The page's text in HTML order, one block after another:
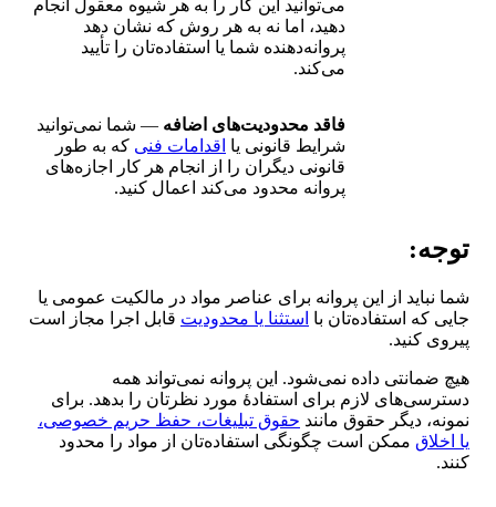
می‌توانید این کار را به هر شیوه معقول انجام
دهید، اما نه به هر روش که نشان دهد
پروانه‌دهنده شما یا استفاده‌تان را تأیید
می‌کند.
فاقد محدودیت‌های اضافه — شما نمی‌توانید
شرایط قانونی یا اقدامات فنی که به طور
قانونی دیگران را از انجام هر کار اجازه‌های
پروانه محدود می‌کند اعمال کنید.
توجه:
شما نباید از این پروانه برای عناصر مواد در مالکیت عمومی یا
جایی که استفاده‌تان با استثنا یا محدودیت قابل اجرا مجاز است
پیروی کنید.
هیچ ضمانتی داده نمی‌شود. این پروانه نمی‌تواند همه
دسترسی‌های لازم برای استفادهٔ مورد نظرتان را بدهد. برای
نمونه، دیگر حقوق مانند حقوق تبلیغات، حفظ حریم خصوصی،
یا اخلاق ممکن است چگونگی استفاده‌تان از مواد را محدود
کنند.